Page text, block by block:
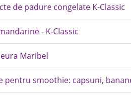
de padure congelate K-Classic
- K-Classic
Maribel
pentru smoothie: capsuni,